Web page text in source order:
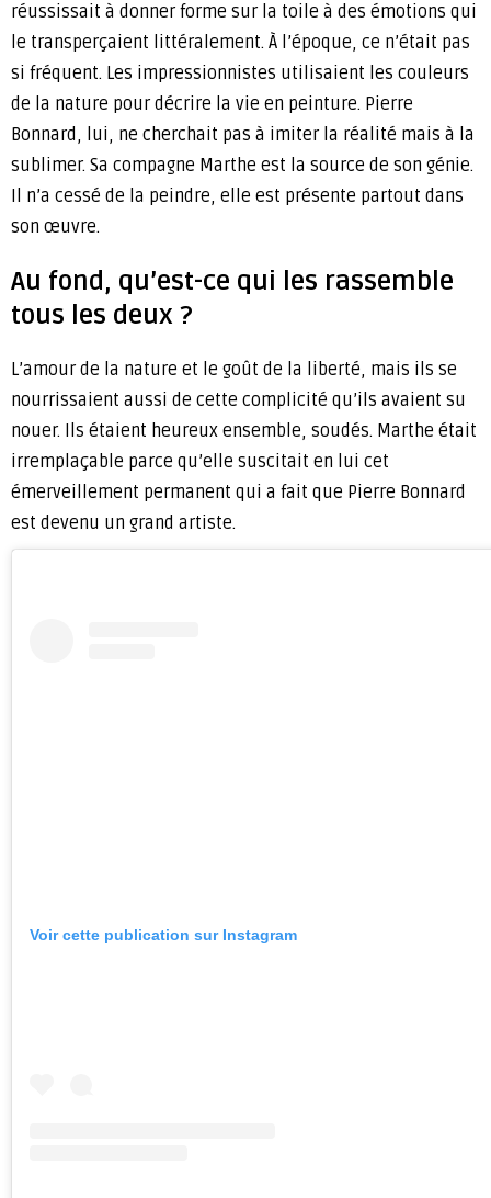
réussissait à donner forme sur la toile à des émotions qui
le transperçaient littéralement. À l’époque, ce n’était pas
si fréquent. Les impressionnistes utilisaient les couleurs
de la nature pour décrire la vie en peinture. Pierre
Bonnard, lui, ne cherchait pas à imiter la réalité mais à la
sublimer. Sa compagne Marthe est la source de son génie.
Il n’a cessé de la peindre, elle est présente partout dans
son œuvre.
Au fond, qu’est-ce qui les rassemble
tous les deux ?
L’amour de la nature et le goût de la liberté, mais ils se
nourrissaient aussi de cette complicité qu’ils avaient su
nouer. Ils étaient heureux ensemble, soudés. Marthe était
irremplaçable parce qu’elle suscitait en lui cet
émerveillement permanent qui a fait que Pierre Bonnard
est devenu un grand artiste.
Voir cette publication sur Instagram